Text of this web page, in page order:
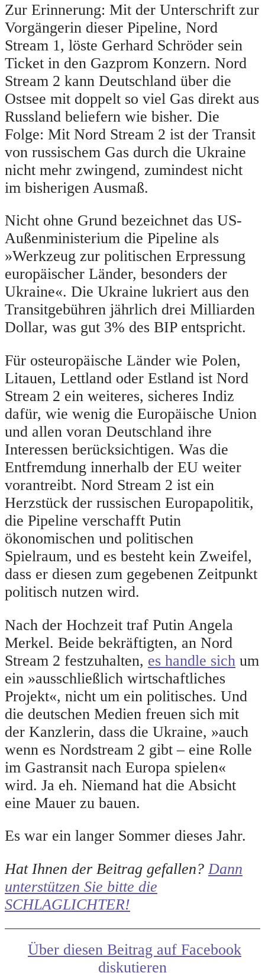
Zur Erinnerung: Mit der Unterschrift zur
Vorgängerin dieser Pipeline, Nord
Stream 1, löste Gerhard Schröder sein
Ticket in den Gazprom Konzern. Nord
Stream 2 kann Deutschland über die
Ostsee mit doppelt so viel Gas direkt aus
Russland beliefern wie bisher. Die
Folge: Mit Nord Stream 2 ist der Transit
von russischem Gas durch die Ukraine
nicht mehr zwingend, zumindest nicht
im bisherigen Ausmaß.
Nicht ohne Grund bezeichnet das US-
Außenministerium die Pipeline als
»Werkzeug zur politischen Erpressung
europäischer Länder, besonders der
Ukraine«. Die Ukraine lukriert aus den
Transitgebühren jährlich drei Milliarden
Dollar, was gut 3% des BIP entspricht.
Für osteuropäische Länder wie Polen,
Litauen, Lettland oder Estland ist Nord
Stream 2 ein weiteres, sicheres Indiz
dafür, wie wenig die Europäische Union
und allen voran Deutschland ihre
Interessen berücksichtigen. Was die
Entfremdung innerhalb der EU weiter
vorantreibt. Nord Stream 2 ist ein
Herzstück der russischen Europapolitik,
die Pipeline verschafft Putin
ökonomischen und politischen
Spielraum, und es besteht kein Zweifel,
dass er diesen zum gegebenen Zeitpunkt
politisch nutzen wird.
Nach der Hochzeit traf Putin Angela
Merkel. Beide bekräftigten, an Nord
Stream 2 festzuhalten, es handle sich um
ein »ausschließlich wirtschaftliches
Projekt«, nicht um ein politisches. Und
die deutschen Medien freuen sich mit
der Kanzlerin, dass die Ukraine, »auch
wenn es Nordstream 2 gibt – eine Rolle
im Gastransit nach Europa spielen«
wird. Ja eh. Niemand hat die Absicht
eine Mauer zu bauen.
Es war ein langer Sommer dieses Jahr.
Hat Ihnen der Beitrag gefallen? Dann
unterstützen Sie bitte die
SCHLAGLICHTER!
Über diesen Beitrag auf Facebook
diskutieren